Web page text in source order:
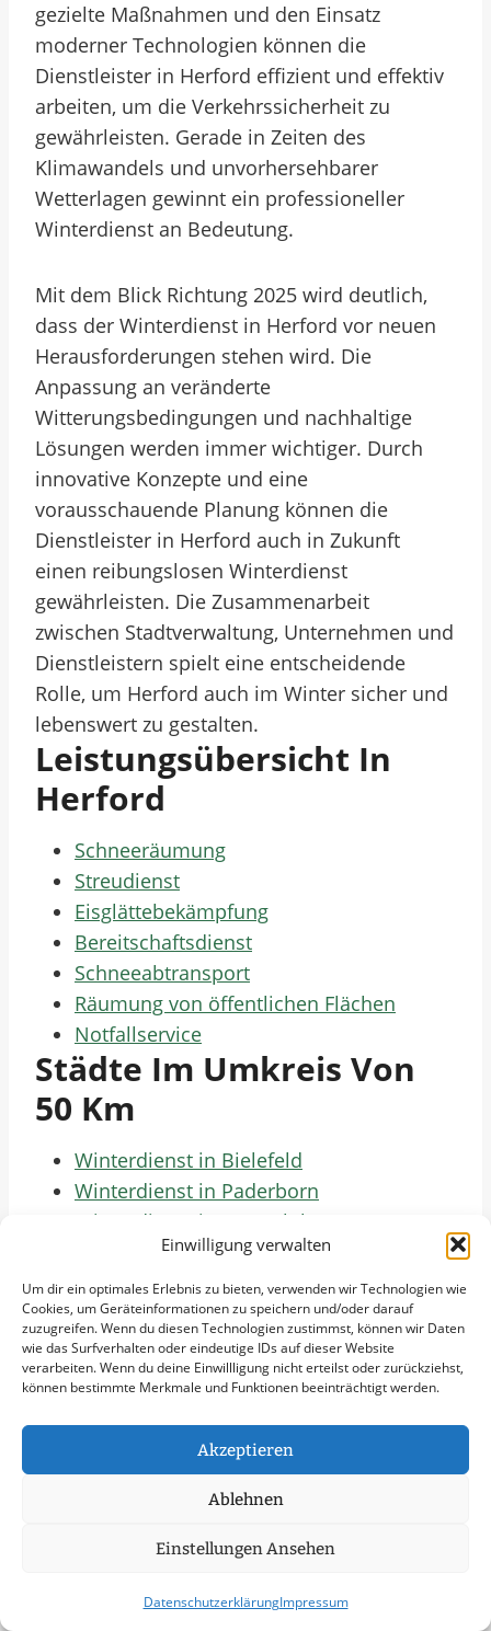
Einwilligung verwalten
Um dir ein optimales Erlebnis zu bieten, verwenden wir Technologien wie
Cookies, um Geräteinformationen zu speichern und/oder darauf
zuzugreifen. Wenn du diesen Technologien zustimmst, können wir Daten
wie das Surfverhalten oder eindeutige IDs auf dieser Website
verarbeiten. Wenn du deine Einwillligung nicht erteilst oder zurückziehst,
können bestimmte Merkmale und Funktionen beeinträchtigt werden.
Akzeptieren
Ablehnen
Einstellungen Ansehen
DatenschutzerklärungImpressum
gezielte Maßnahmen und den Einsatz
moderner Technologien können die
Dienstleister in Herford effizient und effektiv
arbeiten, um die Verkehrssicherheit zu
gewährleisten. Gerade in Zeiten des
Klimawandels und unvorhersehbarer
Wetterlagen gewinnt ein professioneller
Winterdienst an Bedeutung.
Mit dem Blick Richtung 2025 wird deutlich,
dass der Winterdienst in Herford vor neuen
Herausforderungen stehen wird. Die
Anpassung an veränderte
Witterungsbedingungen und nachhaltige
Lösungen werden immer wichtiger. Durch
innovative Konzepte und eine
vorausschauende Planung können die
Dienstleister in Herford auch in Zukunft
einen reibungslosen Winterdienst
gewährleisten. Die Zusammenarbeit
zwischen Stadtverwaltung, Unternehmen und
Dienstleistern spielt eine entscheidende
Rolle, um Herford auch im Winter sicher und
lebenswert zu gestalten.
Leistungsübersicht In
Herford
Schneeräumung
Streudienst
Eisglättebekämpfung
Bereitschaftsdienst
Schneeabtransport
Räumung von öffentlichen Flächen
Notfallservice
Städte Im Umkreis Von
50 Km
Winterdienst in Bielefeld
Winterdienst in Paderborn
Winterdienst in Gütersloh
Winterdienst in Minden
Winterdienst in Detmold
Winterdienst in Bad Salzuflen
Winterdienst in Bad Oeynhausen
Winterdienst in Rheda-Wiedenbrück
Winterdienst in Löhne
Winterdienst in Lemgo
Winterdienst in Porta Westfalica
Winterdienst in Delbrück